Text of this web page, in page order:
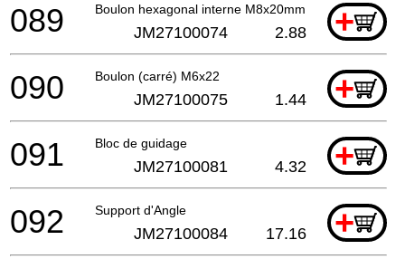
Boulon hexagonal interne M8x20mm +
089 JM27100074 2.88
Boulon (carré) M6x22 +
090 JM27100075 1.44
Bloc de guidage +
091 JM27100081 4.32
Support d'Angle +
092 JM27100084 17.16